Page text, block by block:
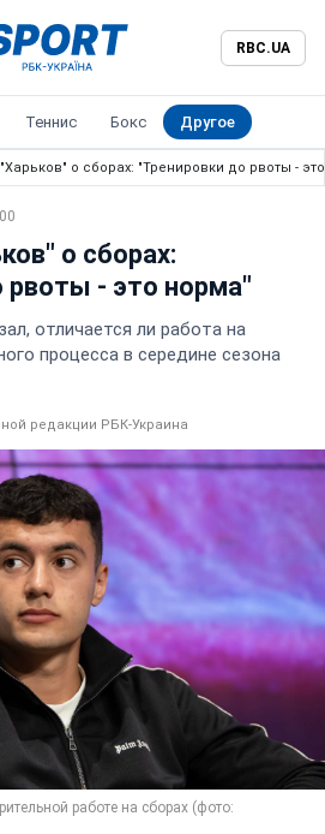
RBC.UA
Теннис Бокс Другое
о сборах: "Тренировки до рвоты -
о сборах:
рвоты - это норма"
отличается ли работа на
процесса в середине сезона
редакции РБК-Украина
работе на сборах (фото: